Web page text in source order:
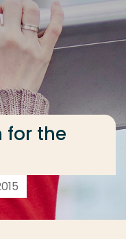
Internet of Things
for the